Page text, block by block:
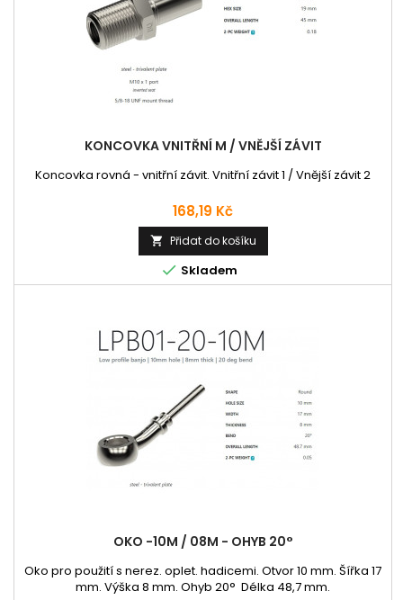
KONCOVKA VNITŘNÍ M / VNĚJŠÍ ZÁVIT
Koncovka rovná - vnitřní závit. Vnitřní závit 1 / Vnější závit 2
Cena
168,19 Kč
 Přidat do košíku
 Skladem
OKO -10M / 08M - OHYB 20°
Oko pro použití s nerez. oplet. hadicemi. Otvor 10 mm. Šířka 17
mm. Výška 8 mm. Ohyb 20° Délka 48,7 mm.